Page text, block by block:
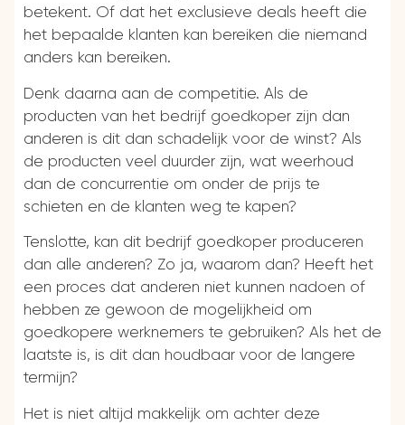
betekent. Of dat het exclusieve deals heeft die
het bepaalde klanten kan bereiken die niemand
anders kan bereiken.
Denk daarna aan de competitie. Als de
producten van het bedrijf goedkoper zijn dan
anderen is dit dan schadelijk voor de winst? Als
de producten veel duurder zijn, wat weerhoud
dan de concurrentie om onder de prijs te
schieten en de klanten weg te kapen?
Tenslotte, kan dit bedrijf goedkoper produceren
dan alle anderen? Zo ja, waarom dan? Heeft het
een proces dat anderen niet kunnen nadoen of
hebben ze gewoon de mogelijkheid om
goedkopere werknemers te gebruiken? Als het de
laatste is, is dit dan houdbaar voor de langere
termijn?
Het is niet altijd makkelijk om achter deze